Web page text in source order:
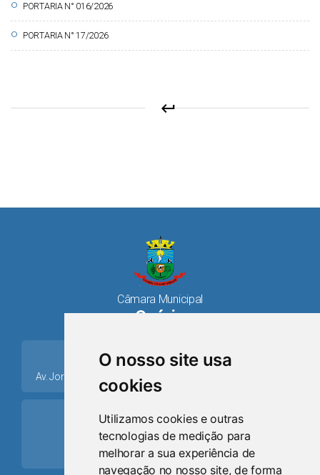
O nosso site usa
cookies
Utilizamos cookies e outras
tecnologias de medição para
melhorar a sua experiência de
navegação no nosso site, de forma
circle PORTARIA N° 016/2026
circle PORTARIA N° 17/2026
keyboard_return
Câmara Municipal
Osório
place
Av. Jorge Dariva, 1211, Centro CEP: 95520.000 - Osório/RS
ring_volume
Telefone
(51) 9 8024-0884